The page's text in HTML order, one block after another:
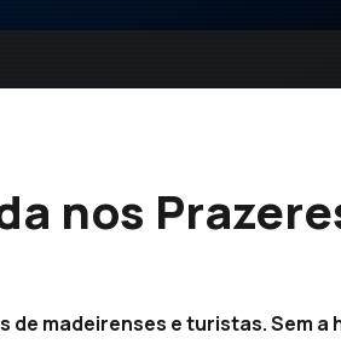
nos
madeirenses e turistas. Sem a